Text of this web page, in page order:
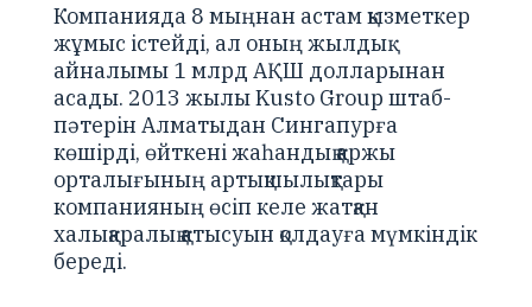
Компанияда 8 мыңнан астам қызметкер
жұмыс істейді, ал оның жылдық
айналымы 1 млрд АҚШ долларынан
асады. 2013 жылы Kusto Group штаб-
пәтерін Алматыдан Сингапурға
көшірді, өйткені жаһандық қаржы
орталығының артықшылықтары
компанияның өсіп келе жатқан
халықаралық қатысуын қолдауға мүмкіндік
береді.